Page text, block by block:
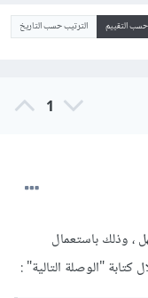
التقييم الترتيب حسب التاريخ
1
، وذلك باستعمال
"الوصلة التالية" :